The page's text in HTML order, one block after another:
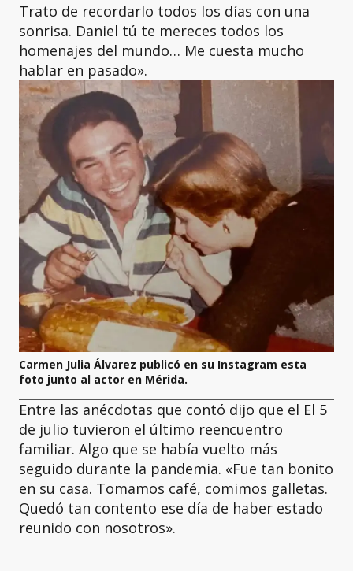
Trato de recordarlo todos los días con una
sonrisa. Daniel tú te mereces todos los
homenajes del mundo… Me cuesta mucho
hablar en pasado».
Carmen Julia Álvarez publicó en su Instagram esta
foto junto al actor en Mérida.
Entre las anécdotas que contó dijo que el El 5
de julio tuvieron el último reencuentro
familiar. Algo que se había vuelto más
seguido durante la pandemia. «Fue tan bonito
en su casa. Tomamos café, comimos galletas.
Quedó tan contento ese día de haber estado
reunido con nosotros».